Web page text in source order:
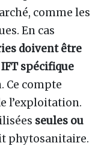
comme les
En cas
doivent être
spécifique
Ce compte
l’exploitation.
seules ou
phytosanitaire.